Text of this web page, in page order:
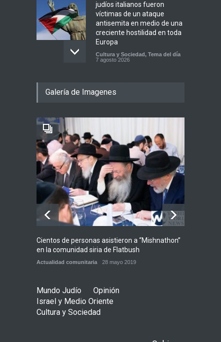
judíos italianos fueron
víctimas de un ataque
antisemita en medio de una
creciente hostilidad en toda
Europa
Cultura y Sociedad, Tema del día
7 agosto 2026
Jenin después de que un
Alarma en Israel: Crece el
temor de que el apoyo
bipartidista estadounidense
haya sufrido un daño
permanente
Israel y Medio Oriente
7 agosto 2026
Galería de Imagenes
Cientos de personas asistieron a “Mishnathon”
en la comunidad siria de Flatbush
Actualidad comunitaria 28 mayo 2019
Mundo Judío
Opinión
Israel y Medio Oriente
Cultura y Sociedad